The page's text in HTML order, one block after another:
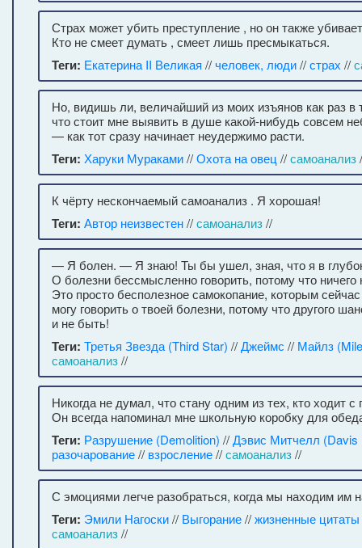
Страх может убить преступление , но он также
Кто не смеет думать , смеет лишь пресмыкаться.
Теги: Екатерина II Великая //человек, люди//страх //
Но, видишь ли, величайший из моих изъянов как раз в
что стоит мне выявить в душе какой-нибудь совсем
— как тот сразу начинает неудержимо расти.
Теги: Харуки Мураками//Охота на овец //самоанализ
К чёрту нескончаемый самоанализ . Я хорошая!
Теги: Автор неизвестен//самоанализ//
— Я болен. — Я знаю! Ты бы ушел, зная, что я в
О болезни бессмысленно говорить, потому что ничего
Это просто бесполезное самокопание, которым
могу говорить о твоей болезни, потому что другого
и не быть!
Теги: Третья Звезда (Third Star) //Джеймс // Майлз
самоанализ//
Никогда не думал, что стану одним из тех, кто ходит
Он всегда напоминал мне школьную коробку для
Теги: Разрушение (Demolition) //Дэвис Митчелл (Davis
разочарование// взросление//самоанализ//
С эмоциями легче разобраться, когда мы находим им
Теги: Эмили Нагоски// Выгорание//жизненные цитаты
самоанализ//